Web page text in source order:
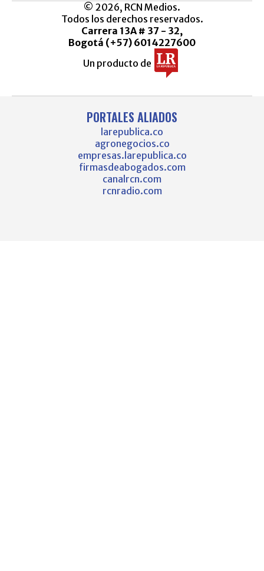
© 2026, RCN Medios.
Todos los derechos reservados.
Carrera 13A # 37 - 32,
Bogotá (+57) 6014227600
Un producto de
PORTALES ALIADOS
larepublica.co
agronegocios.co
empresas.larepublica.co
firmasdeabogados.com
canalrcn.com
rcnradio.com